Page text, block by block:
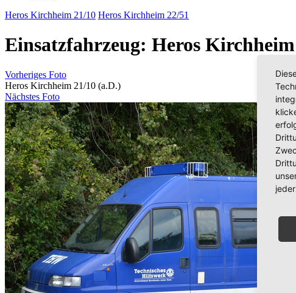
Heros Kirchheim 21/10 Heros Kirchheim 22/51
Einsatzfahrzeug: Heros
Vorheriges Foto
Heros Kirchheim 21/10 (a.D.)
Nächstes Foto